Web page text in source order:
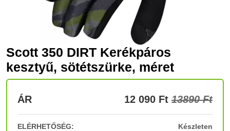
Scott 350 DIRT Kerékpáros
kesztyű, sötétszürke, méret
ÁR 12 090 Ft 13890 Ft
ELÉRHETŐSÉG:
Készleten